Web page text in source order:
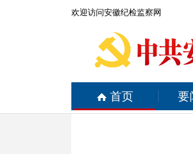
欢迎访问安徽纪检监察网
首页 要